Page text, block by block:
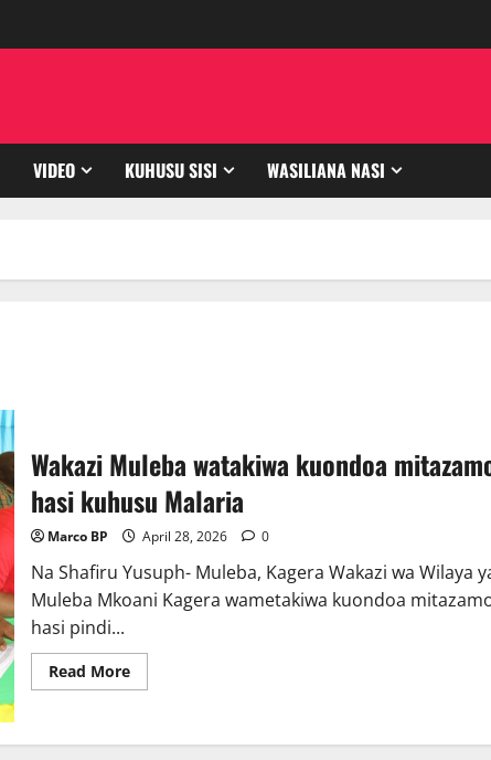
VIDEO KUHUSU SISI WASILIANA NASI
Wakazi Muleba watakiwa kuondoa
hasi kuhusu Malaria
Marco BP April 28, 2026 0
Na Shafiru Yusuph- Muleba, Kagera Wakazi wa Wilaya
Muleba Mkoani Kagera wametakiwa kuondoa
hasi pindi...
Read MoreRead
more
watakiwa